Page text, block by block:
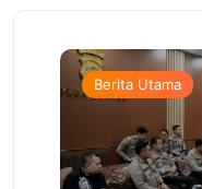
Berita Utama